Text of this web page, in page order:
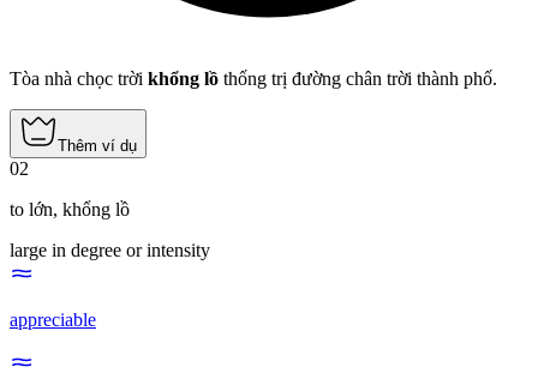
Tòa nhà chọc trời khổng lồ thống trị đường chân trời thành phố.
Thêm ví dụ
02
to lớn, khổng lồ
large in degree or intensity
appreciable